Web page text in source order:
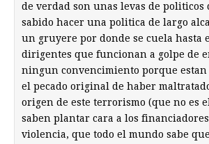
de verdad son unas levas de politicos
sabido hacer una politica de largo
un gruyere por donde se cuela hasta
dirigentes que funcionan a golpe de
ningun convencimiento porque estan
el pecado original de haber
origen de este terrorismo (que no es
saben plantar cara a los financiadores
violencia, que todo el mundo sabe